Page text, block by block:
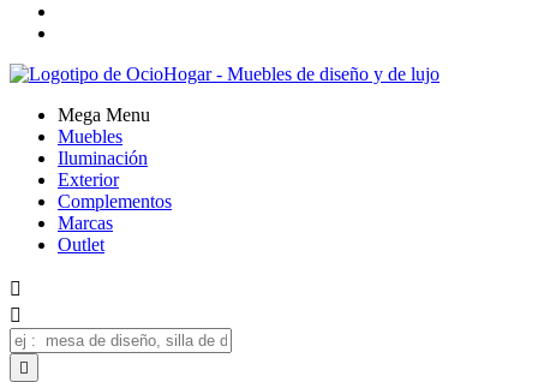
Mega Menu
Muebles
Iluminación
Exterior
Complementos
Marcas
Outlet


